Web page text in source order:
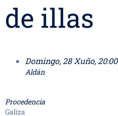
de illas
Domingo, 28 Xuño, 20:00
Aldán
Procedencia
Galiza